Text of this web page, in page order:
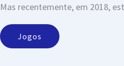
Mas recentemente, em 2018,
Jogos